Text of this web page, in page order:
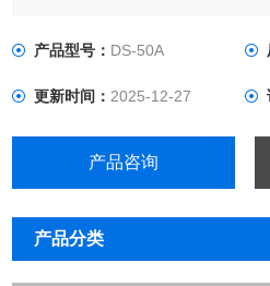
试场景。
产品型号： DS-50A
更新时间：2025-12-27
产品咨询
产品分类